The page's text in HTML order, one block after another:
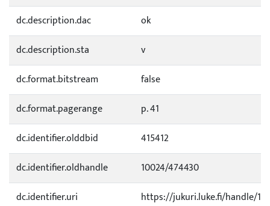
dc.description.dac
ok
dc.description.sta
v
dc.format.bitstream
false
dc.format.pagerange
p. 41
dc.identifier.olddbid
415412
dc.identifier.oldhandle
10024/474430
dc.identifier.uri
https://jukuri.luke.fi/handle/